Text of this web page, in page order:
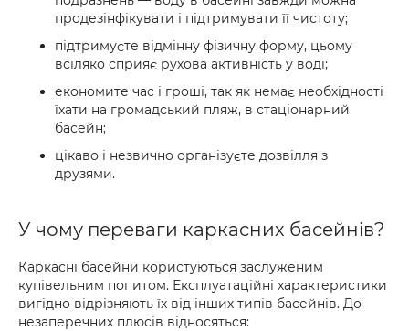
продезінфікувати і підтримувати її чистоту;
підтримуєте відмінну фізичну форму, цьому
всіляко сприяє рухова активність у воді;
економите час і гроші, так як немає необхідності
їхати на громадський пляж, в стаціонарний
басейн;
цікаво і незвично організуєте дозвілля з
друзями.
У чому переваги каркасних басейнів?
Каркасні басейни користуються заслуженим
купівельним попитом. Експлуатаційні характеристики
вигідно відрізняють їх від інших типів басейнів. До
незаперечних плюсів відносяться: